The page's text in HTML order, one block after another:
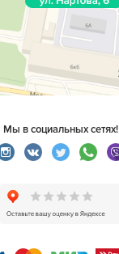
Мы в социальных сетях!